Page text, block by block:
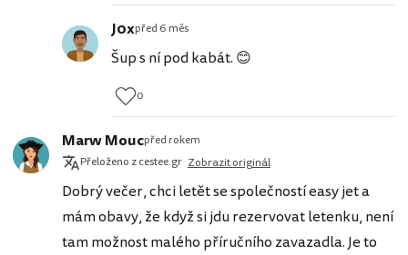
J0xpřed 6 měs
Šup s ní pod kabát. 😊
0
Marw Moucpřed rokem
Přeloženo z cestee.gr Zobrazit originál
Dobrý večer, chci letět se společností easy jet a
mám obavy, že když si jdu rezervovat letenku, není
tam možnost malého příručního zavazadla. Je to